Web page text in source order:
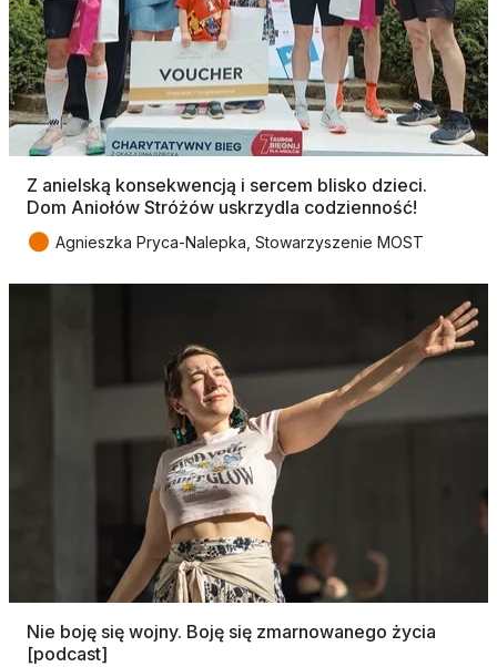
Z anielską konsekwencją i sercem blisko dzieci.
Dom Aniołów Stróżów uskrzydla codzienność!
● Agnieszka Pryca-Nalepka, Stowarzyszenie MOST
Nie boję się wojny. Boję się zmarnowanego życia
[podcast]